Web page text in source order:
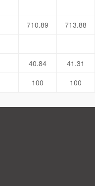
710.89 713.88
40.84 41.31
100 100